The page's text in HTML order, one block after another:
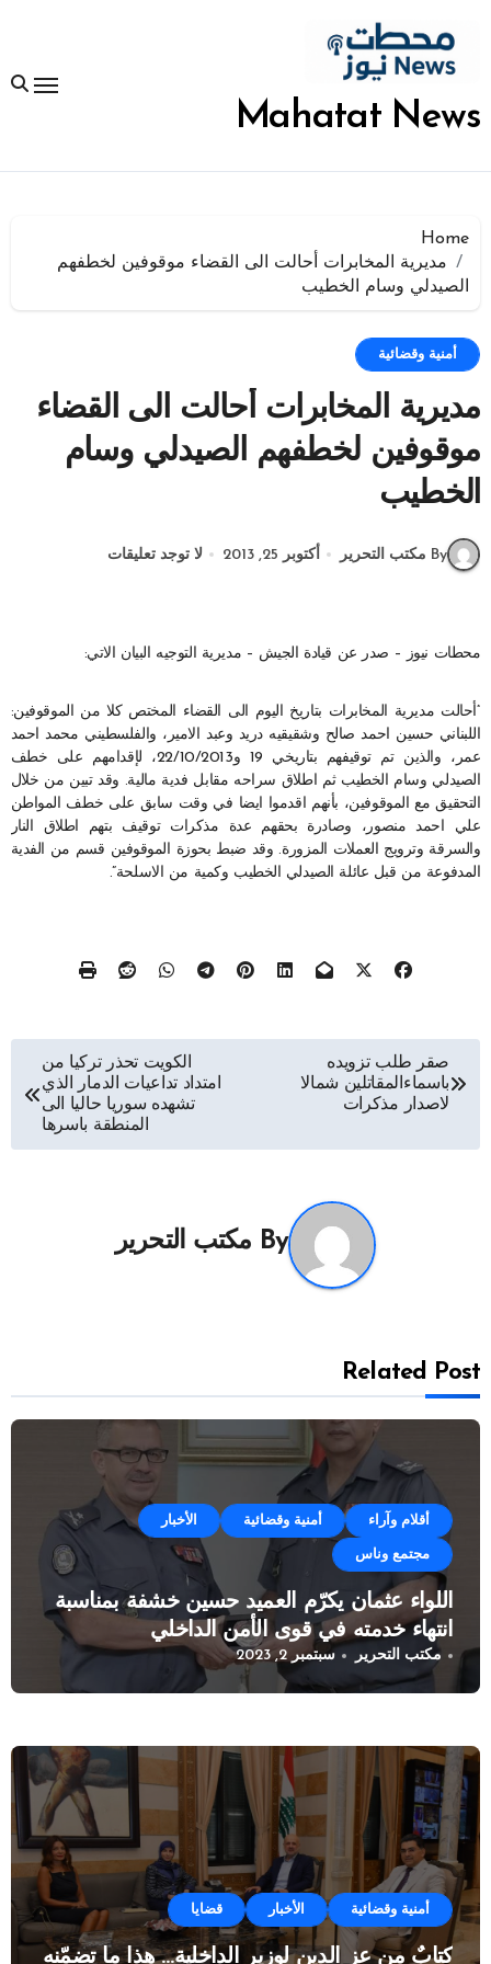
المحتوى
Mahatat News
Home
مديرية المخابرات أحالت الى القضاء موقوفين لخطفهم
الصيدلي وسام الخطيب
أمنية وقضائية
مديرية المخابرات أحالت الى القضاء
موقوفين لخطفهم الصيدلي وسام
الخطيب
By مكتب التحرير أكتوبر 25, 2013 لا توجد تعليقات
محطات نيوز – صدر عن قيادة الجيش – مديرية التوجيه البيان الاتي:
“أحالت مديرية المخابرات بتاريخ اليوم الى القضاء المختص كلا من الموقوفين:
اللبناني حسين احمد صالح وشقيقيه دريد وعبد الامير، والفلسطيني محمد احمد
عمر، والذين تم توقيفهم بتاريخي 19 و22/10/2013، لإقدامهم على خطف
الصيدلي وسام الخطيب ثم اطلاق سراحه مقابل فدية مالية. وقد تبين من خلال
التحقيق مع الموقوفين، بأنهم اقدموا ايضا في وقت سابق على خطف المواطن
علي احمد منصور، وصادرة بحقهم عدة مذكرات توقيف بتهم اطلاق النار
والسرقة وترويج العملات المزورة. وقد ضبط بحوزة الموقوفين قسم من الفدية
المدفوعة من قبل عائلة الصيدلي الخطيب وكمية من الاسلحة”.
تصفّح
المقالات
صقر طلب تزويده
باسماءالمقاتلين شمالا
لاصدار مذكرات
الكويت تحذر تركيا من
امتداد تداعيات الدمار الذي
تشهده سوريا حاليا الى
المنطقة باسرها
By مكتب التحرير
Related Post
أقلام وآراء أمنية وقضائية الأخبار
مجتمع وناس
اللواء عثمان يكرّم العميد حسين خشفة بمناسبة
انتهاء خدمته في قوى الأمن الداخلي
مكتب التحرير سبتمبر 2, 2023
أمنية وقضائية الأخبار قضايا
كتابٌ من عز الدين لوزير الداخلية… هذا ما تضمّنه